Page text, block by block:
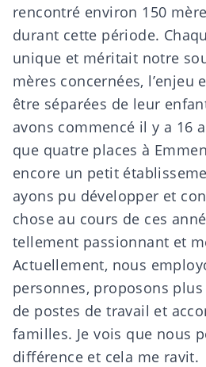
rencontré environ 150
durant cette période.
unique et méritait notre
mères concernées, l’enjeu
être séparées de leur
avons commencé il y a 16
que quatre places à
encore un petit
ayons pu développer et
chose au cours de ces
tellement passionnant et
Actuellement, nous
personnes, proposons
de postes de travail et
familles. Je vois que nous
différence et cela me ravit.